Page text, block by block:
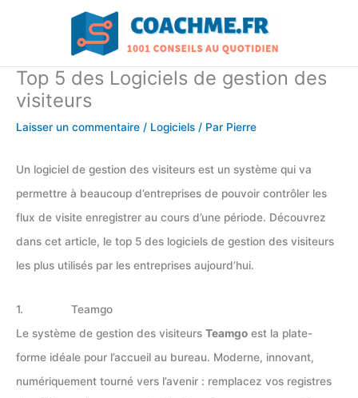
Top 5 des Logiciels de gestion des
visiteurs
Laisser un commentaire / Logiciels / Par Pierre
Un logiciel de gestion des visiteurs est un système qui va
permettre à beaucoup d’entreprises de pouvoir contrôler les
flux de visite enregistrer au cours d’une période. Découvrez
dans cet article, le top 5 des logiciels de gestion des visiteurs
les plus utilisés par les entreprises aujourd’hui.
1. Teamgo
Le système de gestion des visiteurs Teamgo est la plate-
forme idéale pour l’accueil au bureau. Moderne, innovant,
numériquement tourné vers l’avenir : remplacez vos registres